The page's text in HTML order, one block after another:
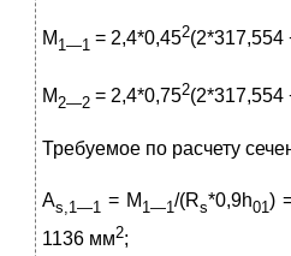
M 1—1 = 2,4*0,452(2*317,554
M 2—2 = 2,4*0,752(2*317,554
Требуемое по расчету
As,1—1 = M 1—1/(Rs*0,9h01)
1136 мм2;